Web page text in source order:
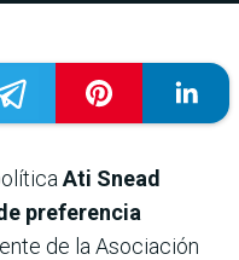
Ati Snead
preferencia
de la Asociación